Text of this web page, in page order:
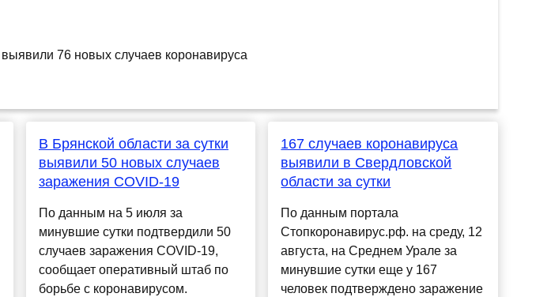
В Брянской области за сутки
выявили 50 новых случаев
заражения COVID-19
По данным на 5 июля за
минувшие сутки подтвердили 50
случаев заражения COVID-19,
сообщает оперативный штаб по
борьбе с коронавирусом.
167 случаев коронавируса
выявили в Свердловской
области за сутки
По данным портала
Стопкоронавирус.рф. на среду, 12
августа, на Среднем Урале за
минувшие сутки еще у 167
человек подтверждено заражение